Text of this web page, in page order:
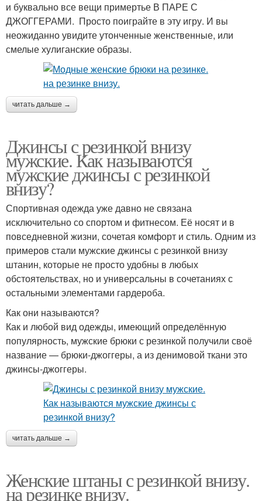
и буквально все вещи примертье В ПАРЕ С
ДЖОГГЕРАМИ. Просто поиграйте в эту игру. И вы
неожиданно увидите утонченные женственные, или
смелые хулиганские образы.
читать дальше →
Джинсы с резинкой внизу
мужские. Как называются
мужские джинсы с резинкой
внизу?
Спортивная одежда уже давно не связана
исключительно со спортом и фитнесом. Её носят и в
повседневной жизни, сочетая комфорт и стиль. Одним из
примеров стали мужские джинсы с резинкой внизу
штанин, которые не просто удобны в любых
обстоятельствах, но и универсальны в сочетаниях с
остальными элементами гардероба.
Как они называются?
Как и любой вид одежды, имеющий определённую
популярность, мужские брюки с резинкой получили своё
название — брюки-джоггеры, а из денимовой ткани это
джинсы-джоггеры.
читать дальше →
Женские штаны с резинкой внизу.
на резинке внизу.